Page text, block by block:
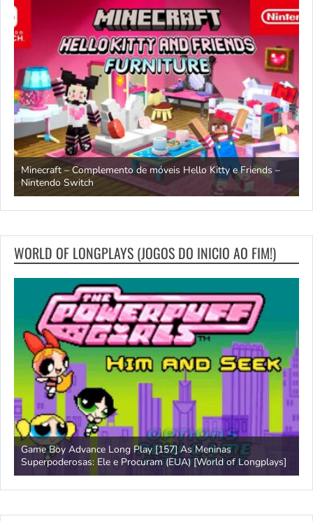
Minecraft – Complemento de móveis Hello Kitty e Friends –
Nintendo Switch
WORLD OF LONGPLAYS (JOGOS DO INICIO AO FIM!)
Game Boy Advance Long Play [157] As Meninas
Superpoderosas: Ele e Procuram (EUA) [World of Longplays]